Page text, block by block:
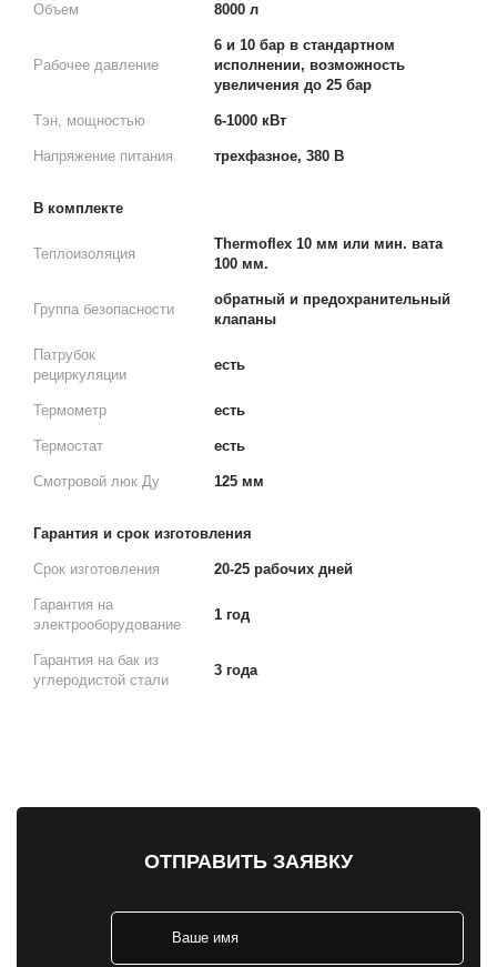
Объем 8000 л
Рабочее давление
6 и 10 бар в стандартном
исполнении, возможность
увеличения до 25 бар
Тэн, мощностью 6-1000 кВт
Напряжение питания трехфазное, 380 В
В комплекте
Теплоизоляция
Thermoflex 10 мм или мин. вата
100 мм.
Группа безопасности
обратный и предохранительный
клапаны
Патрубок
рециркуляции
есть
Термометр есть
Термостат есть
Смотровой люк Ду 125 мм
Гарантия и срок изготовления
Срок изготовления 20-25 рабочих дней
Гарантия на
электрооборудование
1 год
Гарантия на бак из
углеродистой стали
3 года
ОТПРАВИТЬ ЗАЯВКУ